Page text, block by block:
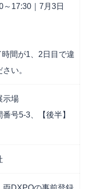
17:30｜7月3日
間が1、2日目で違
い。
示場
号5-3、【後半】